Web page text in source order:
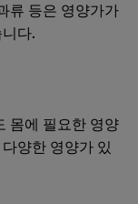
류 등은 영양가가
다.
몸에 필요한 영양
양한 영양가 있